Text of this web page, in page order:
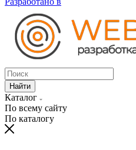
Найти
Каталог
По всему сайту
По каталогу